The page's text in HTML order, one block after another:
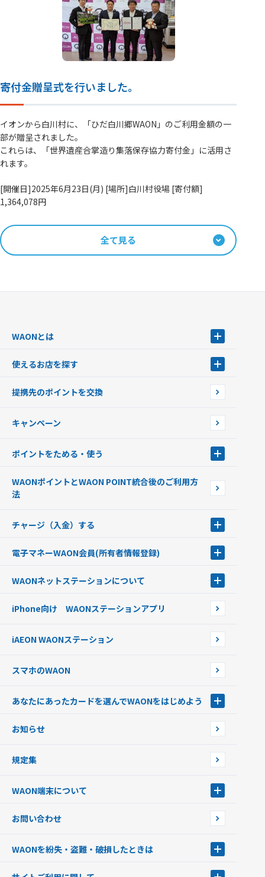
寄付金贈呈式を行いました。
イオンから白川村に、「ひだ白川郷WAON」のご利用金額の一
部が贈呈されました。
これらは、「世界遺産合掌造り集落保存協力寄付金」に活用さ
れます。
[開催日]2025年6月23日(月) [場所]白川村役場 [寄付額]
1,364,078円
全て見る
WAONとは
WAONを申込む
インターネット上でのお買い物について（ネット決済）
使えるお店を探す
店舗検索
イオン銀行ATM設置場所
提携先のポイントを交換
キャンペーン
ポイントをためる・使う
ポイントの有効期限について
WAONポイントとWAON POINT統合後のご利用方
法
チャージ（入金）する
現金でチャージする
銀行口座・ATMからチャージする
オートチャージ
ポイントからチャージする
チャージ上限金額の変更について
電子マネーWAON会員(所有者情報登録)
WAON POINTサービス会員登録に伴う個人データの共同利用のお知
WAONネットステーションについて
WAONネットステーションWAON端末について
iPhone向け WAONステーションアプリ
iAEON WAONステーション
スマホのWAON
あなたにあったカードを選んでWAONをはじめよう
フードバンク応援WAON
ご当地WAON
G.G WAON
WAONカード・WAONカードプラス
モバイルWAON
お知らせ
規定集
WAON端末について
WAONネットステーション
新型WAONステーション
お問い合わせ
WAONを紛失・盗難・破損したときは